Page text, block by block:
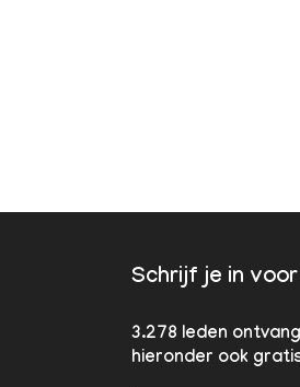
Schrijf je in
3.278 leden
hieronder ook